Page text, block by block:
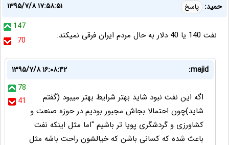
حمید: پاسخ
۱۳۹۵/۷/۸ ۱۷:۵۸:۵۱
147
70
نفت 140 یا 40 دلار به حال مردم ایران فرقی نمیکند.
majid:
۱۳۹۵/۷/۸ ۱۶:۰۸:۴۲
78
41
اگه این نفت نبود شاید بهتر شرایط بهتر میبود (گفتم
شاید)چون احتمالا بجاش مجبور بودیم در حوزه صنعت و
کشاورزی و گردشگری پویا تر باشیم "اما مثل اینکه نفت
باعث شده که کسانی باشن که خیالشون راحت باشه مثل